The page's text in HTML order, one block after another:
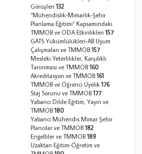
Görüşleri132
“Mühendislik-Mimarlık-Şehir
Planlama Eğitimi” Kapsamındaki
TMMOB ve ODA Etkinlikleri157
GATS Yükümlülükleri-AB Uyum
Çalışmaları ve TMMOB157
Mesleki Yeterlilikler, Karşılıklı
Tanınması ve TMMOB160
Akreditasyon ve TMMOB161
TMMOB ve Öğrenci Üyelik176
Staj Sorunu ve TMMOB177
Yabancı Dilde Eğitim, Yayın ve
TMMOB180
Yabancı Mühendis Mimar Şehir
Plancılar ve TMMOB182
Engelliler ve TMMOB189
Uzaktan Eğitim-Öğretim ve